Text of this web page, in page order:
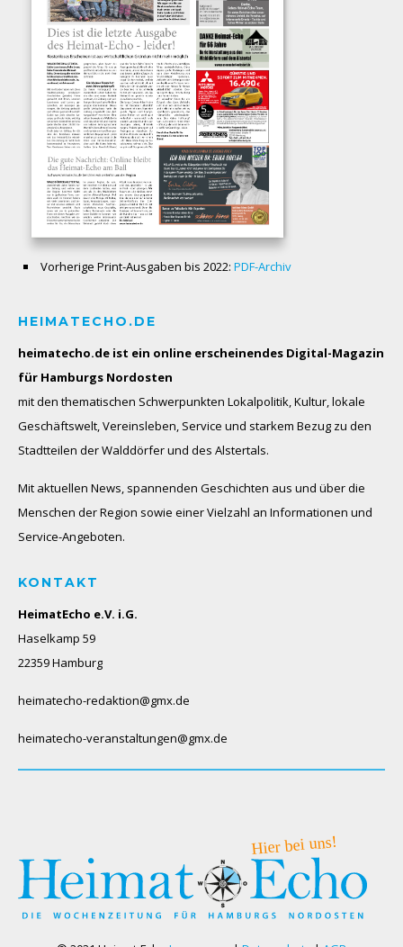
Vorherige Print-Ausgaben bis 2022: PDF-Archiv
HEIMATECHO.DE
heimatecho.de ist ein online erscheinendes Digital-Magazin
für Hamburgs Nordosten
mit den thematischen Schwerpunkten Lokalpolitik, Kultur, lokale
Geschäftswelt, Vereinsleben, Service und starkem Bezug zu den
Stadtteilen der Walddörfer und des Alstertals.
Mit aktuellen News, spannenden Geschichten aus und über die
Menschen der Region sowie einer Vielzahl an Informationen und
Service-Angeboten.
KONTAKT
HeimatEcho e.V. i.G.
Haselkamp 59
22359 Hamburg
heimatecho-redaktion@gmx.de
heimatecho-veranstaltungen@gmx.de